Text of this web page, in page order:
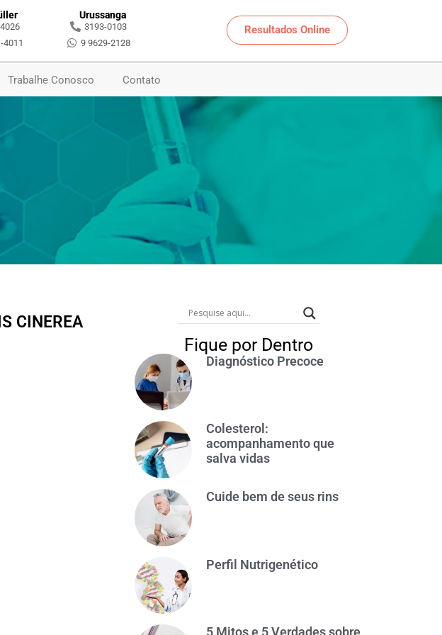
4011
Urussanga
3193-0103
9 9629-2128
Resultados Online
Trabalhe Conosco Contato
CINEREA
Fique por Dentro
Diagnóstico Precoce
Colesterol:
acompanhamento que
salva vidas
Cuide bem de seus rins
Perfil Nutrigenético
5 Mitos e 5 Verdades sobre